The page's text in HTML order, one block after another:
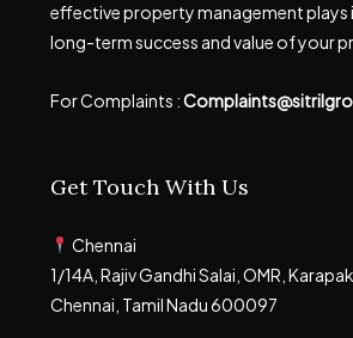
effective property management plays
long-term success and value of your
For Complaints :
Get Touch With Us
Chennai
1/14A, Rajiv Gandhi Salai, OMR,
Chennai, Tamil Nadu 600097